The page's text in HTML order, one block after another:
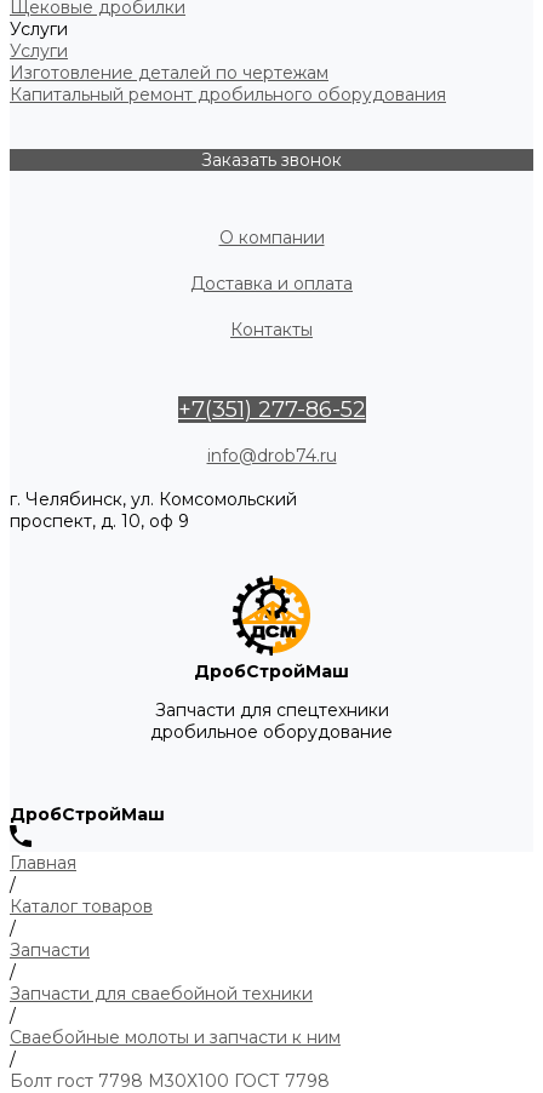
Щековые дробилки
Услуги
Услуги
Изготовление деталей по чертежам
Капитальный ремонт дробильного оборудования
Заказать звонок
О компании
Доставка и оплата
Контакты
+7(351) 277-86-52
info@drob74.ru
г. Челябинск, ул. Комсомольский
проспект, д. 10, оф 9
ДробСтройМаш
Запчасти для спецтехники
дробильное оборудование
ДробСтройМаш
Главная
/
Каталог товаров
/
Запчасти
/
Запчасти для сваебойной техники
/
Сваебойные молоты и запчасти к ним
/
Болт гост 7798 М30Х100 ГОСТ 7798